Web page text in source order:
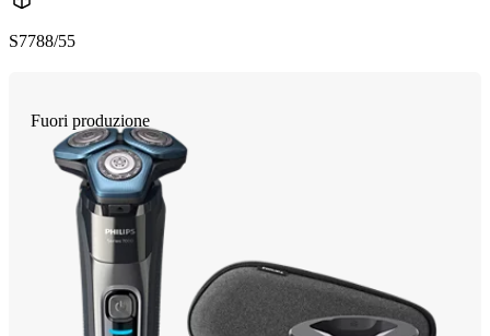
S7788/55
Fuori produzione